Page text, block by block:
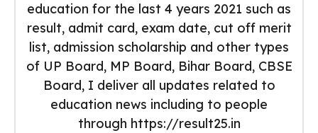
education for the last 4 years 2021 such as
result, admit card, exam date, cut off merit
list, admission scholarship and other types
of UP Board, MP Board, Bihar Board, CBSE
Board, I deliver all updates related to
education news including to people
through https://result25.in